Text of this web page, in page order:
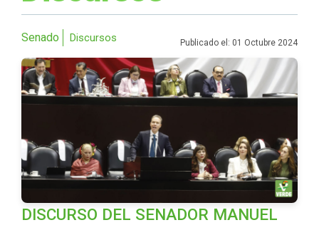
Senado Discursos Publicado el: 01 Octubre 2024
DISCURSO DEL SENADOR MANUEL